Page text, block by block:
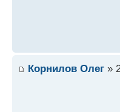
Корнилов Олег »